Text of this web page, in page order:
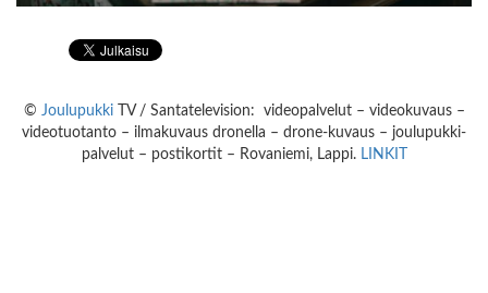
© JoulupukkiTV / Santatelevision: videopalvelut – videokuvaus –
videotuotanto – ilmakuvaus dronella – drone-kuvaus – joulupukki-
palvelut – postikortit – Rovaniemi, Lappi. LINKIT